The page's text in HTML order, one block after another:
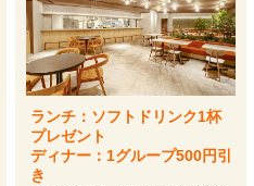
ランチ：ソフトドリンク1杯
プレゼント
ディナー：1グループ500円引
き